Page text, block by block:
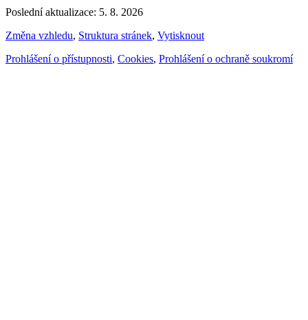
Poslední aktualizace: 5. 8. 2026
Změna vzhledu, Struktura stránek, Vytisknout
Prohlášení o přístupnosti, Cookies, Prohlášení o ochraně soukromí